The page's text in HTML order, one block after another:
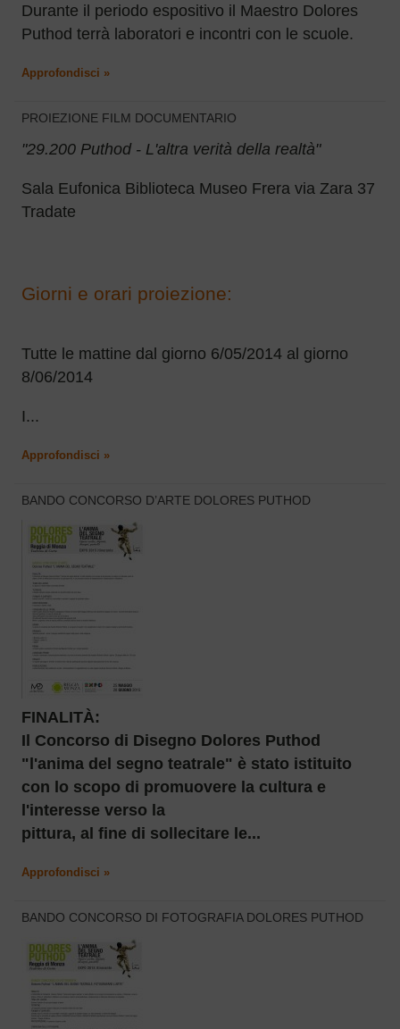
Durante il periodo espositivo il Maestro Dolores
Puthod terrà laboratori e incontri con le scuole.
Approfondisci »
PROIEZIONE FILM DOCUMENTARIO
"29.200 Puthod - L'altra verità della realtà"
Sala Eufonica Biblioteca Museo Frera via Zara 37
Tradate
Giorni e orari proiezione:
Tutte le mattine dal giorno 6/05/2014 al giorno
8/06/2014
I...
Approfondisci »
BANDO CONCORSO D’ARTE DOLORES PUTHOD
FINALITÀ:
Il Concorso di Disegno Dolores Puthod
"l'anima del segno teatrale" è stato istituito
con lo scopo di promuovere la cultura e
l'interesse verso la
pittura, al fine di sollecitare le...
Approfondisci »
BANDO CONCORSO DI FOTOGRAFIA DOLORES PUTHOD